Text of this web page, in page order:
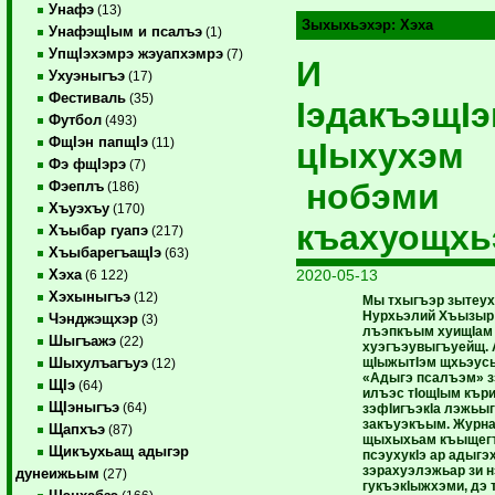
Унафэ (13)
УнафэщIым и псалъэ (1)
УпщIэхэмрэ жэуапхэмрэ (7)
Ухуэныгъэ (17)
Фестиваль (35)
Футбол (493)
ФщIэн папщIэ (11)
Фэ фщIэрэ (7)
Фэеплъ (186)
Хъуэхъу (170)
Хъыбар гуапэ (217)
ХъыбарегъащIэ (63)
Хэха (6 122)
Хэхыныгъэ (12)
Чэнджэщхэр (3)
Шыгъажэ (22)
Шыхулъагъуэ (12)
ЩIэ (64)
ЩIэныгъэ (64)
Щапхъэ (87)
Щикъухьащ адыгэр
дунеижьым (27)
Зыхыхьэхэр: Хэха
И
цIыхухэм
нобэми
2020-05-13
Мы тхыгъэр
Нурхьэлий
лъэпкъым хуищIам
хуэгъэувыгъуейщ.
щIыжытIэм
«Адыгэ псалъэм»
илъэс тIощIым
зэфIигъэкIа
закъуэкъым.
щыхыхьам
псэухукIэ ар
зэрахуэлэжьар зи
гукъэкIыжхэми, дэ